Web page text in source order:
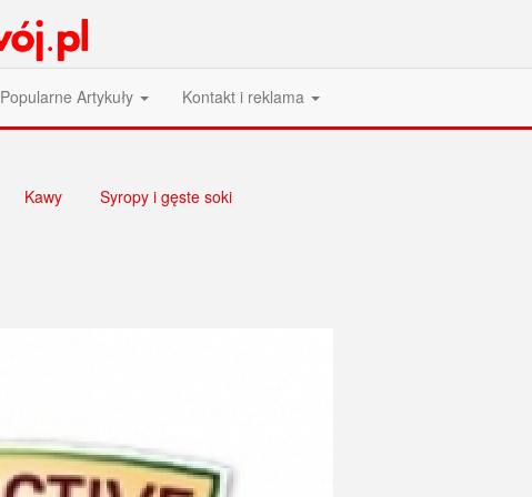
Popularne Artykuły Kontakt i reklama
Kawy Syropy i gęste soki